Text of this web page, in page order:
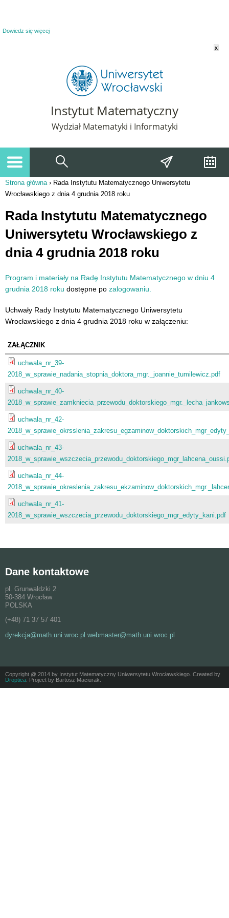
Dowiedz się więcej
x
Instytut Matematyczny
Wydział Matematyki i Informatyki
Jesteś tutaj
Strona główna› Rada Instytutu Matematycznego Uniwersytetu
Wrocławskiego z dnia 4 grudnia 2018 roku
Rada Instytutu Matematycznego
Uniwersytetu Wrocławskiego z
dnia 4 grudnia 2018 roku
Program i materiały na Radę Instytutu Matematycznego w dniu 4
grudnia 2018 roku dostępne po zalogowaniu.
Uchwały Rady Instytutu Matematycznego Uniwersytetu
Wrocławskiego z dnia 4 grudnia 2018 roku w załączeniu:
ZAŁĄCZNIK
uchwala_nr_39-
2018_w_sprawie_nadania_stopnia_doktora_mgr._joannie_tumilewicz.pdf
uchwala_nr_40-
uchwala_nr_42-
uchwala_nr_43-
uchwala_nr_44-
uchwala_nr_41-
2018_w_sprawie_wszczecia_przewodu_doktorskiego_mgr_edyty_kani.pdf
Dane kontaktowe
pl. Grunwaldzki 2
50-384 Wrocław
POLSKA
(+48) 71 37 57 401
dyrekcja@math.uni.wroc.pl webmaster@math.uni.wroc.pl
Copyright @ 2014 by Instytut Matematyczny Uniwersytetu Wrocławskiego. Created by
Droptica . Project by Bartosz Maciurak.